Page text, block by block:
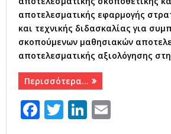
αποτελεσματικής εφαρμογής
και τεχνικής διδασκαλίας για
σκοπούμενων μαθησιακών
αποτελεσματικής αξιολόγησης
Περισσότερα…
F T Li